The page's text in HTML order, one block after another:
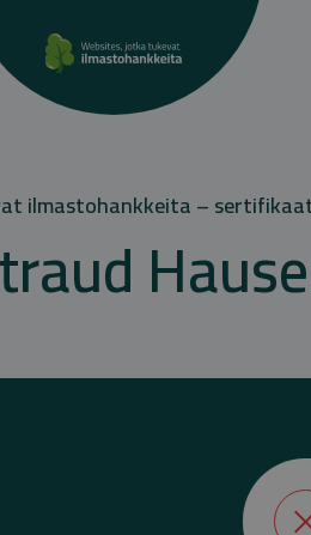
ilmastohankkeita –